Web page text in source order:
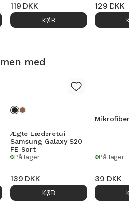
119 DKK
KØB
129 DKK
med
Ægte Læderetui
Samsung Galaxy S20
FE Sort
På lager
139 DKK
KØB
Mikrofiber
På lager
39 DKK